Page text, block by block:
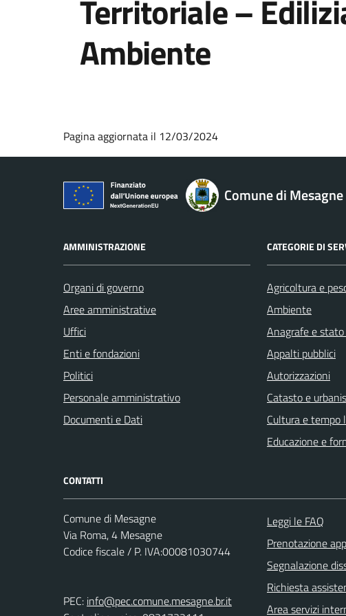
Territoriale –
Ambiente
Pagina aggiornata il 12/03/2024
Comune di Mesagne
AMMINISTRAZIONE
Organi di governo
Aree amministrative
Uffici
Enti e fondazioni
Politici
Personale amministrativo
Documenti e Dati
CATEGORIE DI
Agricoltura e
Ambiente
Anagrafe e
Appalti pubblici
Autorizzazioni
Catasto e
Cultura e tempo
Educazione e
CONTATTI
Comune di Mesagne
Via Roma, 4 Mesagne
Codice fiscale / P. IVA:00081030744
PEC: info@pec.comune.mesagne.br.it
Leggi le FAQ
Prenotazione
Segnalazione
Richiesta
Area servizi